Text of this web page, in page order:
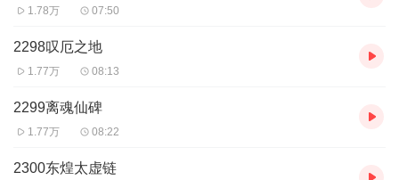
1.78万 07:50
2298叹厄之地
1.77万 08:13
2299离魂仙碑
1.77万 08:22
2300东煌太虚链